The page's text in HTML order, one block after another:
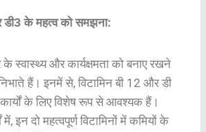
डी3 के महत्व को समझना:
के स्वास्थ्य और कार्यक्षमता को बनाए रखने
हैं। इनमें से, विटामिन बी 12 और डी
कार्यों के लिए विशेष रूप से आवश्यक हैं।
में, इन दो महत्वपूर्ण विटामिनों में कमियों के